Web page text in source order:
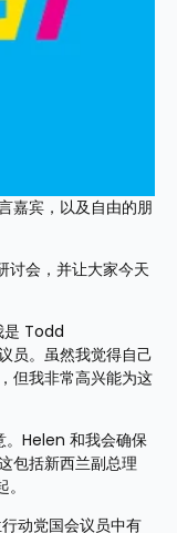
嘉宾，以及自由的朋
会，并让大家今天
Todd
员。虽然我觉得自己
但我非常高兴能为这
Helen 和我会确保
包括新西兰副总理
动党国会议员中有